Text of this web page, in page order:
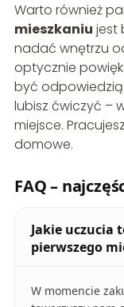
Warto również
mieszkaniu jest
nadać wnętrzu
optycznie
być
lubisz ćwiczyć –
miejsce.
domowe.
FAQ –
Jakie uczucia
pierwszego
W momencie